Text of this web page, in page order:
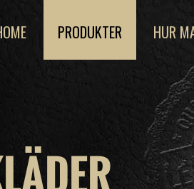
PRODUKTER HUR